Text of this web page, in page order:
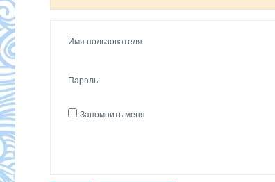
Имя пользователя:
Пароль:
Запомнить меня